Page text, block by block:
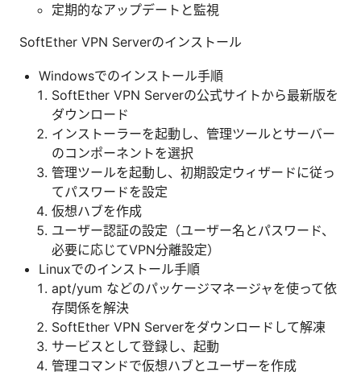
定期的なアップデートと監視
SoftEther VPN Serverのインストール
Windowsでのインストール手順
SoftEther VPN Serverの公式サイトから最新版を
ダウンロード
インストーラーを起動し、管理ツールとサーバー
のコンポーネントを選択
管理ツールを起動し、初期設定ウィザードに従っ
てパスワードを設定
仮想ハブを作成
ユーザー認証の設定（ユーザー名とパスワード、
必要に応じてVPN分離設定）
Linuxでのインストール手順
apt/yum などのパッケージマネージャを使って依
存関係を解決
SoftEther VPN Serverをダウンロードして解凍
サービスとして登録し、起動
管理コマンドで仮想ハブとユーザーを作成